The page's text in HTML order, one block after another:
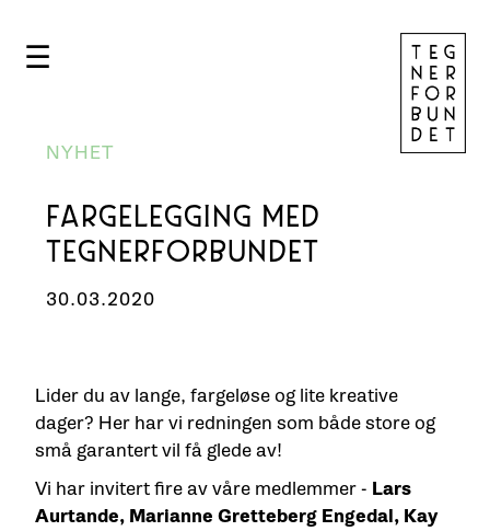
☰
NYHET
FARGELEGGING MED
TEGNERFORBUNDET
30.03.2020
Lider du av lange, fargeløse og lite kreative
dager? Her har vi redningen som både store og
små garantert vil få glede av!
Vi har invitert fire av våre medlemmer - Lars
Aurtande, Marianne Gretteberg Engedal, Kay